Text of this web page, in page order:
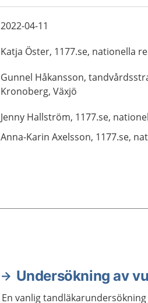
2022-04-11
Katja Öster, 1177.se, nationella
Gunnel Håkansson,
Kronoberg, Växjö
Jenny Hallström, 1177.se,
Anna-Karin Axelsson, 1177.se,
Undersökning av
En vanlig